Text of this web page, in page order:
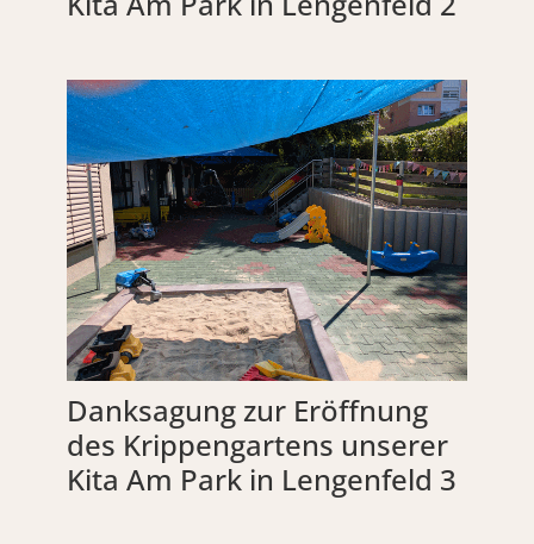
Danksagung zur Eröffnung
des Krippengartens unserer
Kita Am Park in Lengenfeld 3